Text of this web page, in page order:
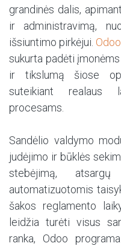
grandinės dalis,
ir administravimą,
išsiuntimo pirkėjui.
sukurta padėti
ir tikslumą šiose
suteikiant realaus
procesams.
Sandėlio valdymo
judėjimo ir būklės
stebėjimą,
automatizuotomis
šakos reglamento
leidžia turėti visus
ranka, Odoo